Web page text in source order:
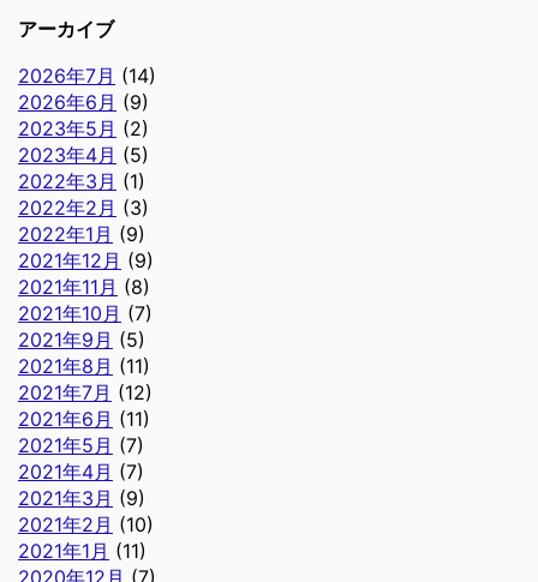
アーカイブ
2026年7月 (14)
2026年6月 (9)
2023年5月 (2)
2023年4月 (5)
2022年3月 (1)
2022年2月 (3)
2022年1月 (9)
2021年12月 (9)
2021年11月 (8)
2021年10月 (7)
2021年9月 (5)
2021年8月 (11)
2021年7月 (12)
2021年6月 (11)
2021年5月 (7)
2021年4月 (7)
2021年3月 (9)
2021年2月 (10)
2021年1月 (11)
2020年12月 (7)